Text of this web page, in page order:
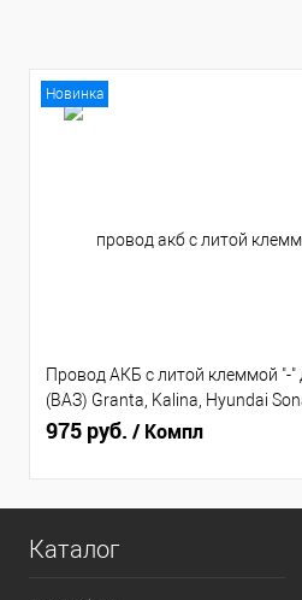
Новинка
Провод АКБ с литой клеммой "-"
(ВАЗ) Granta, Kalina, Hyundai
Chrysler с тросовым приводом
975 руб. / Компл
Каталог